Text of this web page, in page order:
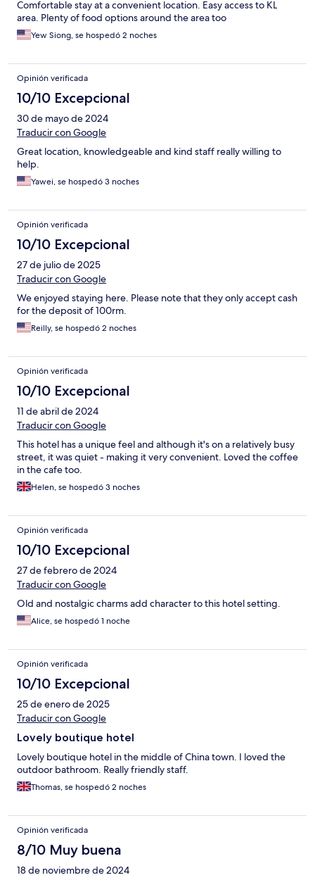
Comfortable stay at a convenient location. Easy access to KL
area. Plenty of food options around the area too
Yew Siong, se hospedó 2 noches
Opinión verificada
10/10 Excepcional
30 de mayo de 2024
Traducir con Google
Great location, knowledgeable and kind staff really willing to
help.
Yawei, se hospedó 3 noches
Opinión verificada
10/10 Excepcional
27 de julio de 2025
Traducir con Google
We enjoyed staying here. Please note that they only accept cash
for the deposit of 100rm.
Reilly, se hospedó 2 noches
Opinión verificada
10/10 Excepcional
11 de abril de 2024
Traducir con Google
This hotel has a unique feel and although it's on a relatively busy
street, it was quiet - making it very convenient. Loved the coffee
in the cafe too.
Helen, se hospedó 3 noches
Opinión verificada
10/10 Excepcional
27 de febrero de 2024
Traducir con Google
Old and nostalgic charms add character to this hotel setting.
Alice, se hospedó 1 noche
Opinión verificada
10/10 Excepcional
25 de enero de 2025
Traducir con Google
Lovely boutique hotel
Lovely boutique hotel in the middle of China town. I loved the
outdoor bathroom. Really friendly staff.
Thomas, se hospedó 2 noches
Opinión verificada
8/10 Muy buena
18 de noviembre de 2024